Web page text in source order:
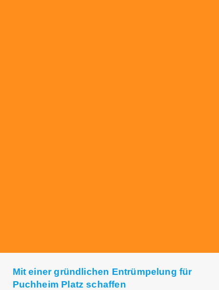
Mit einer gründlichen Entrümpelung für
Puchheim Platz schaffen